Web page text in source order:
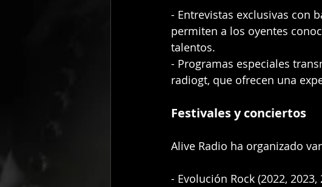
- Entrevistas exclusivas con
permiten a los oyentes
talentos.
- Programas especiales
radiogt, que ofrecen una
Festivales y conciertos
Alive Radio ha organizado
- Evolución Rock (2022,